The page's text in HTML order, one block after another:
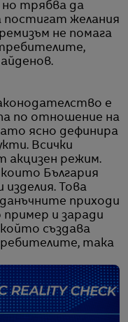
но трябва да
постигат желания
не помага
е
по отношение на
ясно дефинира
Всички
акцизен режим.
които България
Това
приходи
и заради
който създава
така